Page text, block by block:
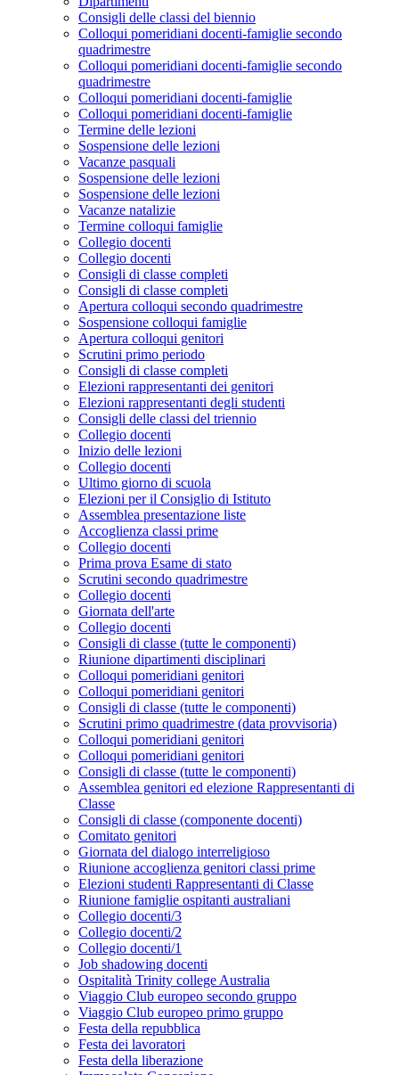
Consigli delle classi del biennio
Colloqui pomeridiani docenti-famiglie secondo
quadrimestre
Colloqui pomeridiani docenti-famiglie secondo
quadrimestre
Colloqui pomeridiani docenti-famiglie
Colloqui pomeridiani docenti-famiglie
Termine delle lezioni
Sospensione delle lezioni
Vacanze pasquali
Sospensione delle lezioni
Sospensione delle lezioni
Vacanze natalizie
Termine colloqui famiglie
Collegio docenti
Collegio docenti
Consigli di classe completi
Consigli di classe completi
Apertura colloqui secondo quadrimestre
Sospensione colloqui famiglie
Apertura colloqui genitori
Scrutini primo periodo
Consigli di classe completi
Elezioni rappresentanti dei genitori
Elezioni rappresentanti degli studenti
Consigli delle classi del triennio
Collegio docenti
Inizio delle lezioni
Collegio docenti
Ultimo giorno di scuola
Elezioni per il Consiglio di Istituto
Assemblea presentazione liste
Accoglienza classi prime
Collegio docenti
Prima prova Esame di stato
Scrutini secondo quadrimestre
Collegio docenti
Giornata dell'arte
Collegio docenti
Consigli di classe (tutte le componenti)
Riunione dipartimenti disciplinari
Colloqui pomeridiani genitori
Colloqui pomeridiani genitori
Consigli di classe (tutte le componenti)
Scrutini primo quadrimestre (data provvisoria)
Colloqui pomeridiani genitori
Colloqui pomeridiani genitori
Consigli di classe (tutte le componenti)
Assemblea genitori ed elezione Rappresentanti di
Classe
Consigli di classe (componente docenti)
Comitato genitori
Giornata del dialogo interreligioso
Riunione accoglienza genitori classi prime
Elezioni studenti Rappresentanti di Classe
Riunione famiglie ospitanti australiani
Collegio docenti/3
Collegio docenti/2
Collegio docenti/1
Job shadowing docenti
Ospitalità Trinity college Australia
Viaggio Club europeo secondo gruppo
Viaggio Club europeo primo gruppo
Festa della repubblica
Festa dei lavoratori
Festa della liberazione